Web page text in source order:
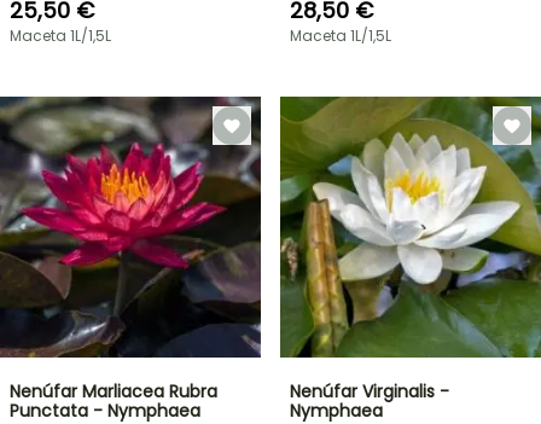
25,50 €
Maceta 1L/1,5L
28,50 €
Maceta 1L/1,5L
Nenúfar Marliacea Rubra
Punctata - Nymphaea
Nenúfar Virginalis -
Nymphaea